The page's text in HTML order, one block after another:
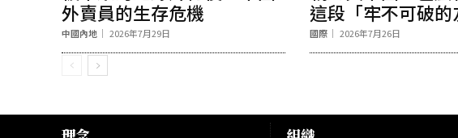
外賣員的生存危機
中國內地 2026年7月29日
這段「牢不可破的
國際 2026年7月26日